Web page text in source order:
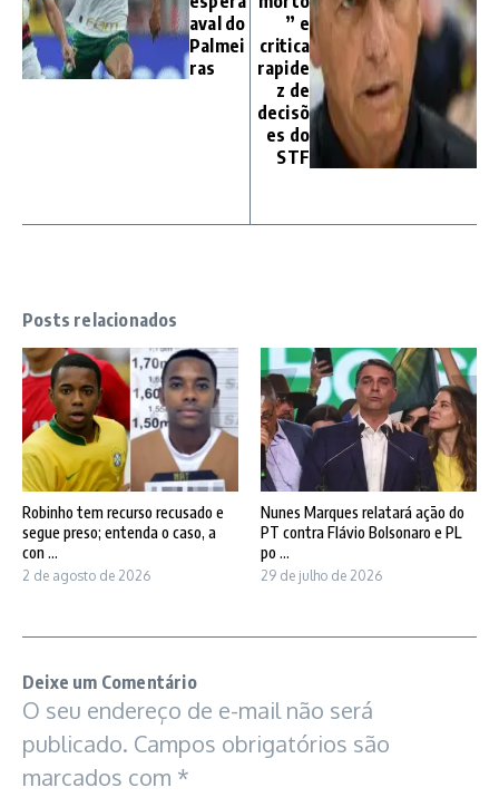
aval do
Palmei
ras
” e
critica
rapide
z de
decisõ
es do
STF
Posts relacionados
Robinho tem recurso recusado e
segue preso; entenda o caso, a
con ...
2 de agosto de 2026
Nunes Marques relatará ação do
PT contra Flávio Bolsonaro e PL
po ...
29 de julho de 2026
Deixe um Comentário
O seu endereço de e-mail não será
publicado. Campos obrigatórios são
marcados com *